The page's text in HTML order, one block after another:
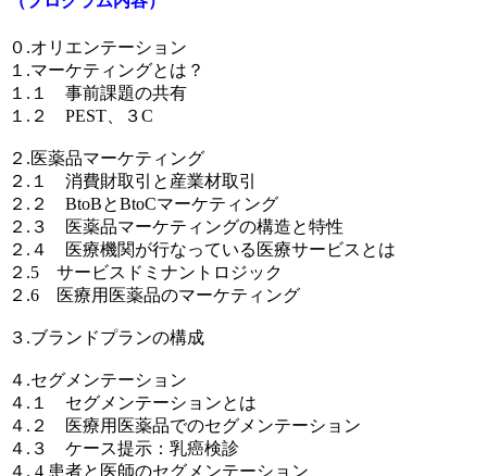
０.オリエンテーション
１.マーケティングとは？
１.１ 事前課題の共有
１.２ PEST、３C
２.医薬品マーケティング
２.１ 消費財取引と産業材取引
２.２ BtoBとBtoCマーケティング
２.３ 医薬品マーケティングの構造と特性
２.４ 医療機関が行なっている医療サービスとは
２.5 サービスドミナントロジック
２.6 医療用医薬品のマーケティング
３.ブランドプランの構成
４.セグメンテーション
４.１ セグメンテーションとは
４.２ 医療用医薬品でのセグメンテーション
４.３ ケース提示：乳癌検診
４. 4 患者と医師のセグメンテーション